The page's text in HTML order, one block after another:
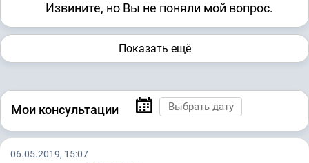
Извините, но Вы не поняли мой вопрос.
Показать ещё
Мои консультации
06.05.2019, 15:07